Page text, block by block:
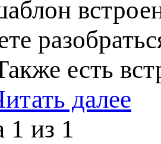
есть
далее
1 из 1